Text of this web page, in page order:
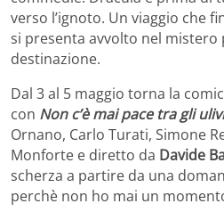
verso l’ignoto. Un viaggio che
si presenta avvolto nel mistero
destinazione.
Dal 3 al 5 maggio torna la
con Non c’è mai pace tra gli ulivi
Ornano, Carlo Turati, Simone
Monforte e diretto da Davide
scherza a partire da una
perchè non ho mai un